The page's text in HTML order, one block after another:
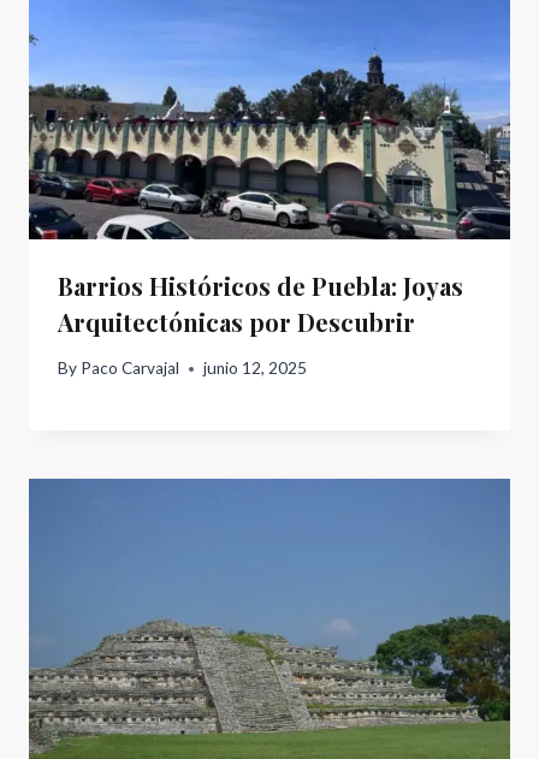
Barrios Históricos de Puebla: Joyas
Arquitectónicas por Descubrir
By Paco Carvajal junio 12, 2025